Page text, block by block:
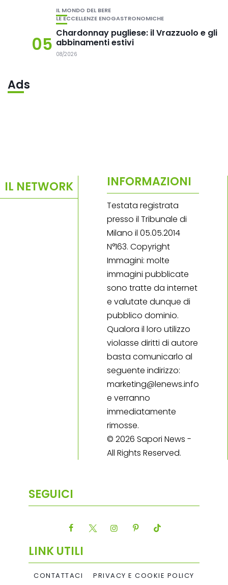
05
IL MONDO DEL BERE
LE ECCELLENZE ENOGASTRONOMICHE
Chardonnay pugliese: il Vrazzuolo e gli
abbinamenti estivi
08/2026
Ads
IL NETWORK INFORMAZIONI
Testata registrata
presso il Tribunale di
Milano il 05.05.2014
N°163. Copyright
Immagini: molte
immagini pubblicate
sono tratte da internet
e valutate dunque di
pubblico dominio.
Qualora il loro utilizzo
violasse diritti di autore
basta comunicarlo al
seguente indirizzo:
marketing@lenews.info
e verranno
immediatamente
rimosse.
© 2026 Sapori News -
All Rights Reserved.
SEGUICI
LINK UTILI
CONTATTACI PRIVACY E COOKIE POLICY